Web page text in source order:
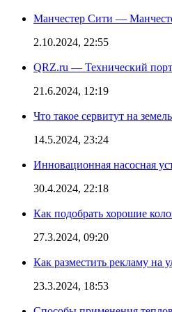
Манчестер Сити —
2.10.2024, 22:55
QRZ.ru — Технический
21.6.2024, 12:19
Что такое сервитут на
14.5.2024, 23:24
Инновационная насосная
30.4.2024, 22:18
Как подобрать хорошие
27.3.2024, 09:20
Как разместить рекламу на
23.3.2024, 18:53